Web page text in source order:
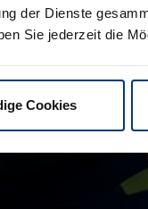
der Dienste
Sie jederzeit die
Cookies